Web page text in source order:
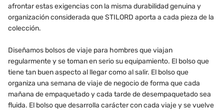
afrontar estas exigencias con la misma durabilidad genuina y
organización considerada que STILORD aporta a cada pieza de la
colección.
Diseñamos bolsos de viaje para hombres que viajan
regularmente y se toman en serio su equipamiento. El bolso que
tiene tan buen aspecto al llegar como al salir. El bolso que
organiza una semana de viaje de negocio de forma que cada
mañana de empaquetado y cada tarde de desempaquetado sea
fluida. El bolso que desarrolla carácter con cada viaje y se vuelve